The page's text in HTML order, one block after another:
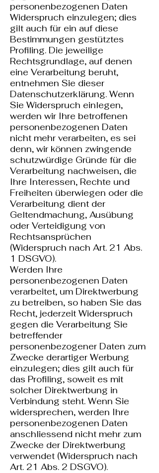
personenbezogenen Daten
Widerspruch einzulegen; dies
gilt auch für ein auf diese
Bestimmungen gestütztes
Profiling. Die jeweilige
Rechtsgrundlage, auf denen
eine Verarbeitung beruht,
entnehmen Sie dieser
Datenschutzerklärung. Wenn
Sie Widerspruch einlegen,
werden wir Ihre betroffenen
personenbezogenen Daten
nicht mehr verarbeiten, es sei
denn, wir können zwingende
schutzwürdige Gründe für die
Verarbeitung nachweisen, die
Ihre Interessen, Rechte und
Freiheiten überwiegen oder die
Verarbeitung dient der
Geltendmachung, Ausübung
oder Verteidigung von
Rechtsansprüchen
(Widerspruch nach Art. 21 Abs.
1 DSGVO).
Werden Ihre
personenbezogenen Daten
verarbeitet, um Direktwerbung
zu betreiben, so haben Sie das
Recht, jederzeit Widerspruch
gegen die Verarbeitung Sie
betreffender
personenbezogener Daten zum
Zwecke derartiger Werbung
einzulegen; dies gilt auch für
das Profiling, soweit es mit
solcher Direktwerbung in
Verbindung steht. Wenn Sie
widersprechen, werden Ihre
personenbezogenen Daten
anschliessend nicht mehr zum
Zwecke der Direktwerbung
verwendet (Widerspruch nach
Art. 21 Abs. 2 DSGVO).